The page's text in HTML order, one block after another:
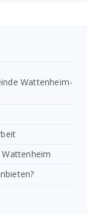
Wattenheim-
Wattenheim